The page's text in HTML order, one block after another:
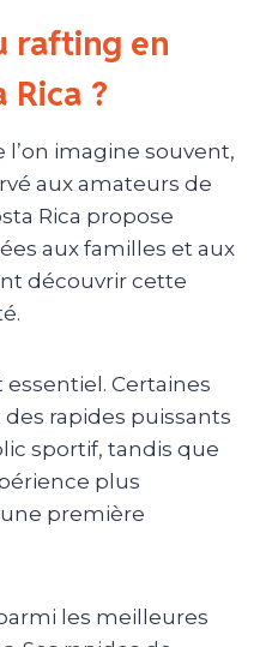
rafting en
Rica ?
imagine souvent,
aux amateurs de
Rica propose
aux familles et aux
découvrir cette
essentiel. Certaines
rapides puissants
sportif, tandis que
plus
première
les meilleures